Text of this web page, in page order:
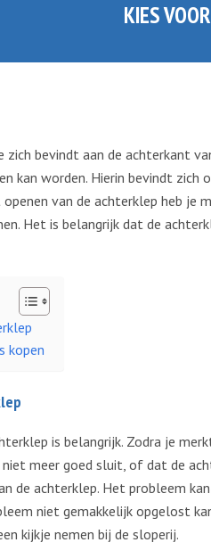
KIES
zich bevindt aan de achterkant
kan worden. Hierin bevindt zich
van de achterklep heb je
Het is belangrijk dat de
kopen
is belangrijk. Zodra je
meer goed sluit, of dat de
de achterklep. Het probleem
niet gemakkelijk opgelost
kijkje nemen bij de sloperij.